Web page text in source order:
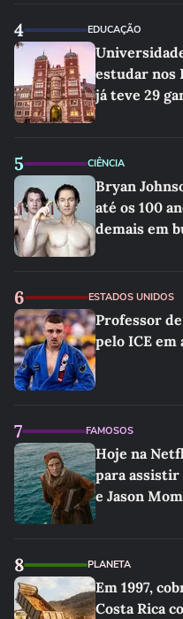
4 EDUCAÇÃO
estudar nos
já teve 29
5 CIÊNCIA
Bryan
até os 100
demais em
6 ESTADOS UNIDOS
Professor
pelo ICE em
7 FAMOSOS
Hoje na
para assistir
e Jason
8 PLANETA
Em 1997,
Costa Rica